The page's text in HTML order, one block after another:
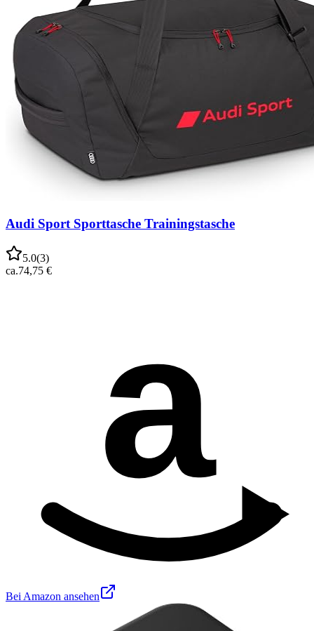
Audi Sport Sporttasche Trainingstasche
5.0(3)
ca.74,75 €
a
Bei Amazon ansehen